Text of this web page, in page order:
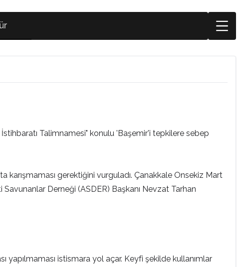
Talimnamesi" konulu 'Başemir'i tepkilere sebep
gerektiğini vurguladı. Çanakkale Onsekiz Mart
Derneği (ASDER) Başkanı Nevzat Tarhan
yapılmaması istismara yol açar. Keyfi şekilde kullanımlar